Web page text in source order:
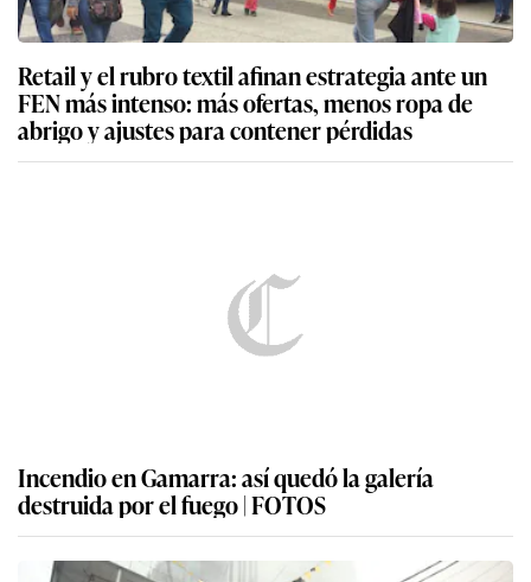
Retail y el rubro textil afinan estrategia ante un
FEN más intenso: más ofertas, menos ropa de
abrigo y ajustes para contener pérdidas
Incendio en Gamarra: así quedó la galería
destruida por el fuego | FOTOS